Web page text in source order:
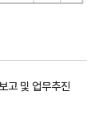
고 및 업무추진